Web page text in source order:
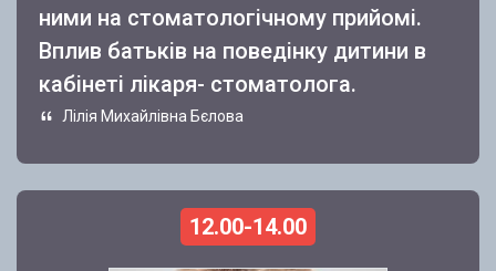
ними на стоматологічному прийомі.
Вплив батьків на поведінку дитини в
кабінеті лікаря- стоматолога.
Лілія Михайлівна Бєлова
12.00-14.00